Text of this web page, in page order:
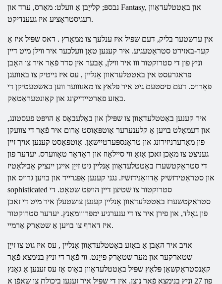
נבספּ; קלייַבן אַ וועלט: מאַרס, ערד און Fantasy, און באַטטלעדאַוון
רעגיסטראַציע איז געענדיקט.
אין ערשטער בליק, דעם שפּיל איז ענלעך צו ממאָרץ . דאס שפּיל איז אַ
קער-באזירט סטראַטעגיע. איר קענען טאָן וועלכער איר ווילן מיט דיין
וניץ פון די סטרוקטור ווו איר ווילן, אָבער אין סדר פֿאַר איר צו האָבן
פּראַגרעסט אין באַטטלעדאַוון אָנליין , עס איז נייטיק צו באַוועגן
פאָרויס. דעם סיסטעם גיט איר פּלאַץ צו מאַנוווער ווען באַשטעטיקן די
באַזע פאַרטיידיקונג און קאַונטעראַטאַק.
איר קענען באַטטלעדאַוון צו שפּילן און באַלעבאָס אַ הויפּט פעסטונג,
און דעמאָלט בויען אַ קלענערער אַוטפּאָוסט אַרום איר פֿאַר די צוועקן
פון מאָדערניזירונג און טראַנספּערטיישאַן. אָוטפּאָסט קענען אויך זיין
געניצט צו מאַכן זאכן אַזאַ ווי סיילאָוז און ראַדאַר טאָווערס. יעדער פון
די סטראַקטשערז באַטטלעדאַוון אָנליין גיט זייַן אייגן יינציק אַבילאַטיז
און סטראַטידזשיק אַדוואַנידזשיז. נגני קענען אַפּגרייד און בויען גרויס און
sophisticated סטרוקטור צו שטיצן דיין הויפּט שטאָט. די
סטראַקטשערז באַטטלעדאַוון אָנליין קענען צושטעלן איר מיט די זאכן
פון גאָלד, און פירן איר צו די ענערגיע ימפּרווומאַנץ. יעדער סטרוקטור
איז דארף צו בויען אַ שטאַרק אַרמיי.
אויב איר האָבן אַ באַזע באַטטלעדאַוון אָנליין , עס איז גוט צו זייַן
שטארקער און מער שטאַרק פייַנט. ווי פֿאַר די וניץ בנימצא פֿאַר
קאַנסטראַקשאַן פּלאַץ שפּיל באַטטלעדאַוון באָוס אַז עס זענען אַ גאַנץ
פון 27 וניץ בנימצא פֿאַר נוצן. אין די שפּיל איר זענען ביכולת צו שאַפֿן אַ